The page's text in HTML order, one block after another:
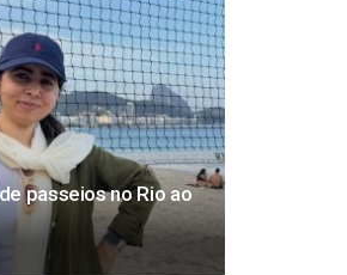
passeios no Rio ao